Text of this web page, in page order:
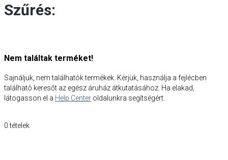
Szűrés:
Nem találtak terméket!
Sajnáljuk, nem találhatók termékek. Kérjük, használja a fejlécben
található keresőt az egész áruház átkutatásához. Ha elakad,
látogasson el a Help Center oldalunkra segítségért.
0 tételek